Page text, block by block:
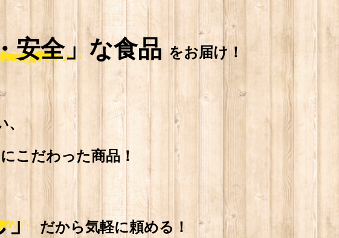
安全」 な食品 をお届け！
にこだわった商品！
」 だから気軽に頼める！